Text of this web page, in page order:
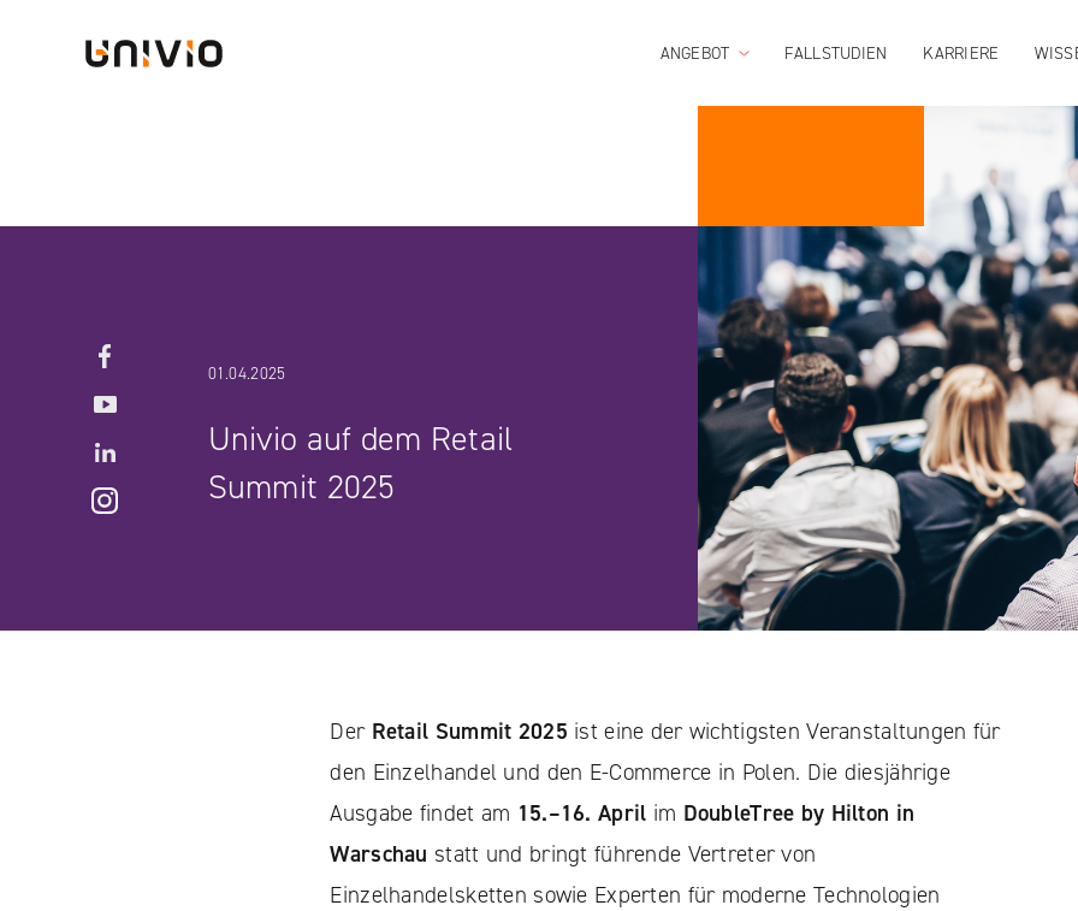
ANGEBOT FALLSTUDIEN KARRIERE
01.04.2025
Univio auf dem Retail
Summit 2025
Der Retail Summit 2025 ist eine der wichtigsten Veranstaltungen für
den Einzelhandel und den E-Commerce in Polen. Die diesjährige
Ausgabe findet am 15.–16. April im DoubleTree by Hilton in
Warschau statt und bringt führende Vertreter von
Einzelhandelsketten sowie Experten für moderne Technologien